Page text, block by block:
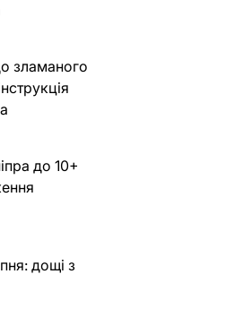
зламаного
до 10+
дощі з